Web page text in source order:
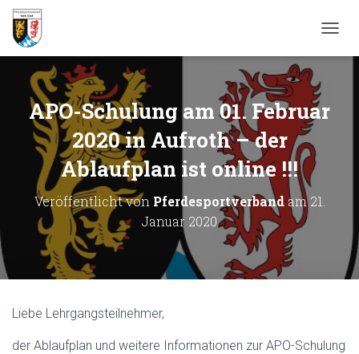
A
APO-Schulung am 01. Februar
2020 in Aufroth – der
Ablaufplan ist online !!!
Veröffentlicht von Pferdesportverbandam21.
Januar 2020
Liebe Lehrgangsteilnehmer,
der Ablaufplan und weitere Informationen zur APO-Schulung